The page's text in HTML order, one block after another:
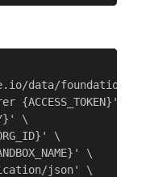
data/foundation/
{ACCESS_TOKEN}' \
\
\
\
json' \